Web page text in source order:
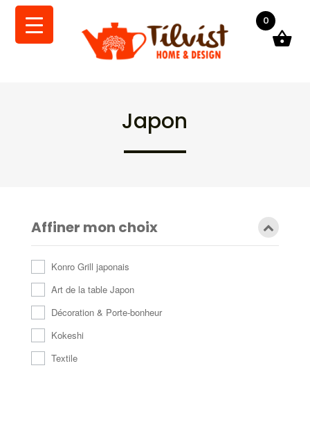
Japon
Affiner mon choix
Konro Grill japonais
Art de la table Japon
Décoration & Porte-bonheur
Kokeshi
Textile
0